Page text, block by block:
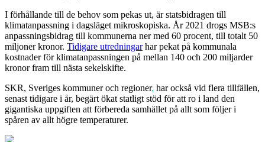
I förhållande till de behov som pekas ut, är statsbidragen till
klimatanpassning i dagsläget mikroskopiska. År 2021 drogs MSB:s
anpassningsbidrag till kommunerna ner med 60 procent, till totalt 50
miljoner kronor. Tidigare utredningarhar pekat på kommunala
kostnader för klimatanpassningen på mellan 140 och 200 miljarder
kronor fram till nästa sekelskifte.
SKR, Sveriges kommuner och regioner, har också vid flera tillfällen,
senast tidigare i år, begärt ökat statligt stöd för att ro i land den
gigantiska uppgiften att förbereda samhället på allt som följer i
spåren av allt högre temperaturer.